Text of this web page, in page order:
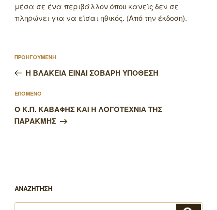
μέσα σε ένα περιβάλλον όπου κανείς δεν σε
πληρώνει για να είσαι ηθικός. (Από την έκδοση).
άρθρων
Προηγούμενο
άρθρο
ΠΡΟΗΓΟΥΜΕΝΗ
Η ΒΛΑΚΕΙΑ ΕΙΝΑΙ ΣΟΒΑΡΗ ΥΠΟΘΕΣΗ
Επόμενο
άρθρο
ΕΠΟΜΕΝΟ
Ο Κ.Π. ΚΑΒΑΦΗΣ ΚΑΙ Η ΛΟΓΟΤΕΧΝΙΑ ΤΗΣ
ΠΑΡΑΚΜΗΣ
ΑΝΑΖΗΤΗΣΗ